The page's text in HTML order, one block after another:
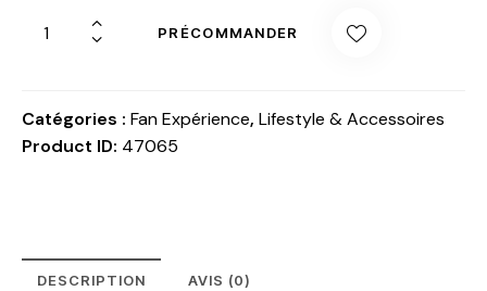
PRÉCOMMANDER
Catégories : ​Fan Expérience, Lifestyle & Accessoires
Product ID: 47065
DESCRIPTION AVIS (0)